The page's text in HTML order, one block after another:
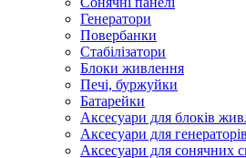
Генератори
Повербанки
Стабілізатори
Блоки живлення
Печі, буржуйки
Батарейки
Аксесуари для блоків
Аксесуари для генераторів
Аксесуари для сонячних